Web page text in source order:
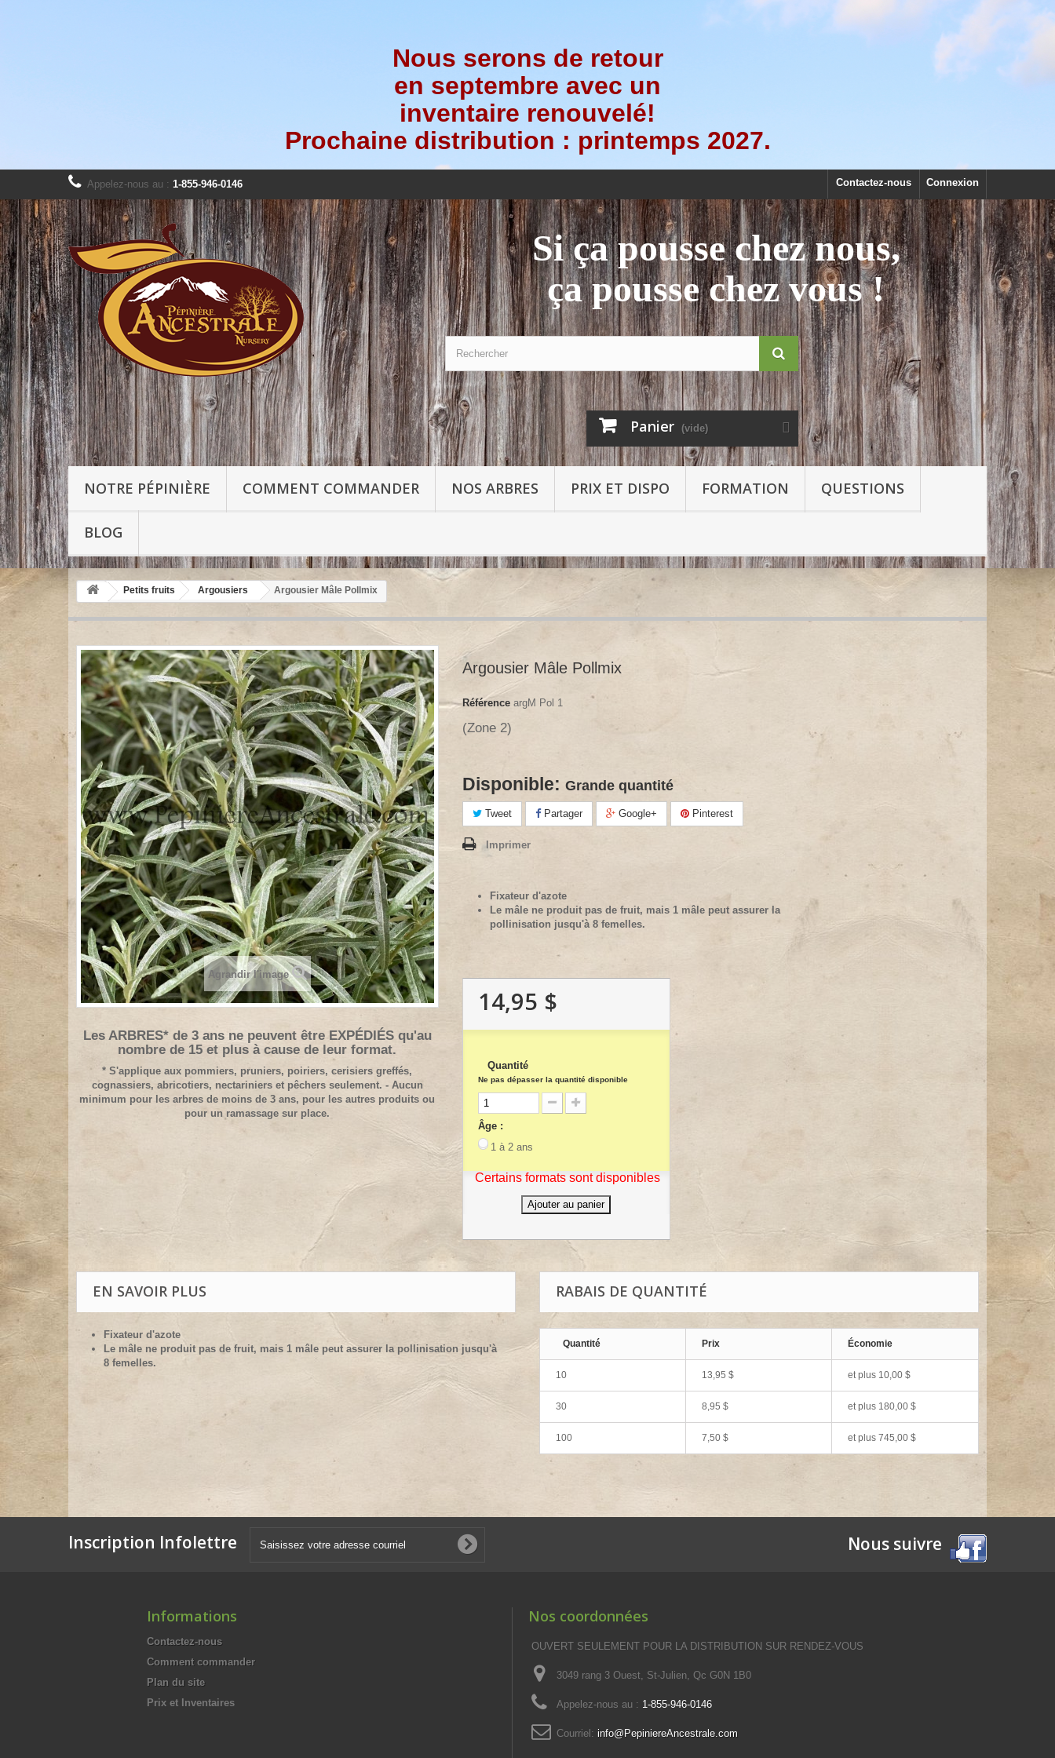
Nous serons de retour
en septembre avec un
inventaire renouvelé!
Prochaine distribution : printemps 2027.
Connexion
Contactez-nous
Appelez-nous au : 1-855-946-0146
Si ça pousse chez nous,
ça pousse chez vous !
Panier (vide)
NOTRE PÉPINIÈRE COMMENT COMMANDER NOS ARBRES PRIX ET DISPO FORMATION QUESTIONS
BLOG
Petits fruits Argousiers Argousier Mâle Pollmix
Agrandir l'image
Les ARBRES* de 3 ans ne peuvent être EXPÉDIÉS qu'au
nombre de 15 et plus à cause de leur format.
* S'applique aux pommiers, pruniers, poiriers, cerisiers greffés,
cognassiers, abricotiers, nectariniers et pêchers seulement. - Aucun
minimum pour les arbres de moins de 3 ans, pour les autres produits ou
pour un ramassage sur place.
Argousier Mâle Pollmix
Référence argM Pol 1
(Zone 2)
Disponible: Grande quantité
Tweet Partager Google+ Pinterest
Imprimer
Fixateur d'azote
Le mâle ne produit pas de fruit, mais 1 mâle peut assurer la
pollinisation jusqu'à 8 femelles.
14,95 $
Quantité
Ne pas dépasser la quantité disponible
Âge :
1 à 2 ans
Certains formats sont disponibles
Ajouter au panier
EN SAVOIR PLUS
Fixateur d'azote
Le mâle ne produit pas de fruit, mais 1 mâle peut assurer la pollinisation jusqu'à
8 femelles.
RABAIS DE QUANTITÉ
Quantité Prix Économie
10 13,95 $ et plus 10,00 $
30 8,95 $ et plus 180,00 $
100 7,50 $ et plus 745,00 $
Inscription Infolettre Nous suivre
Informations
Contactez-nous
Comment commander
Plan du site
Prix et Inventaires
Nos coordonnées
OUVERT SEULEMENT POUR LA DISTRIBUTION SUR RENDEZ-VOUS
3049 rang 3 Ouest, St-Julien, Qc G0N 1B0
Appelez-nous au : 1-855-946-0146
Courriel: info@PepiniereAncestrale.com